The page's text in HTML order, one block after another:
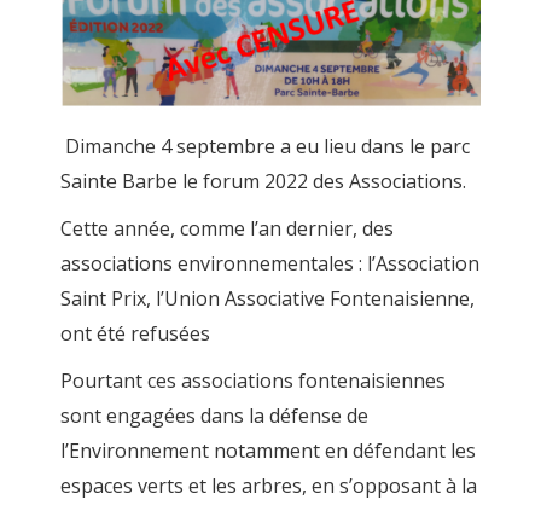
Dimanche 4 septembre a eu lieu dans le parc
Sainte Barbe le forum 2022 des Associations.
Cette année, comme l’an dernier, des
associations environnementales : l’Association
Saint Prix, l’Union Associative Fontenaisienne,
ont été refusées
Pourtant ces associations fontenaisiennes
sont engagées dans la défense de
l’Environnement notamment en défendant les
espaces verts et les arbres, en s’opposant à la